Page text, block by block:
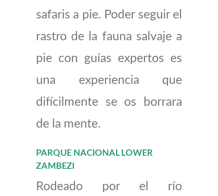
safaris a pie. Poder seguir el
rastro de la fauna salvaje a
pie con guías expertos es
una experiencia que
difícilmente se os borrara
de la mente.
PARQUE NACIONAL LOWER
ZAMBEZI
Rodeado por el río